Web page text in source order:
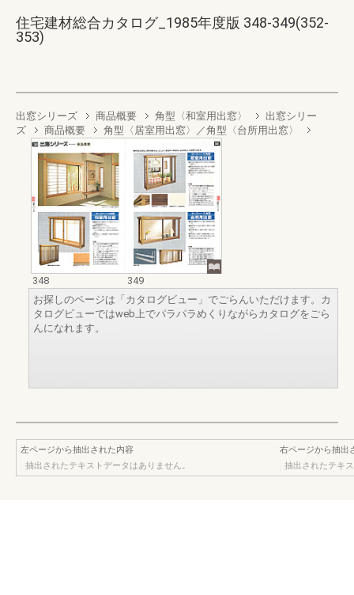
住宅建材総合カタログ_1985年度版 348-349(352-
353)
出窓シリーズ 商品概要 角型〈和室用出窓〉
出窓シリー
ズ
商品概要 角型〈居室用出窓〉／角型〈台所用出窓〉
348
349
お探しのページは「カタログビュー」でごらんいただけます。カ
タログビューではweb上でパラパラめくりながらカタログをごら
んになれます。
左ページから抽出された内容
抽出されたテキストデータはありません。
右ページから抽出
抽出されたテキ